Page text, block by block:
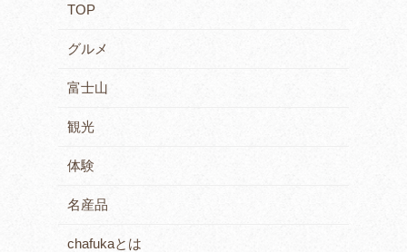
TOP
グルメ
富士山
観光
体験
名産品
chafukaとは